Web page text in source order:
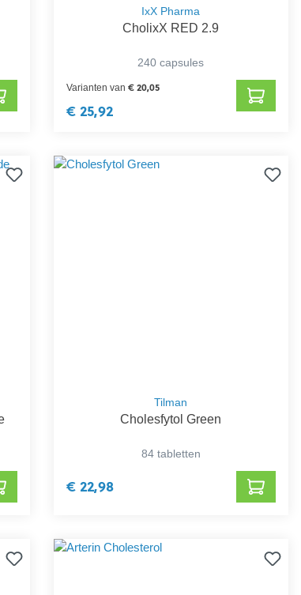
IxX Pharma
CholixX RED 2.9
240 capsules
Varianten van € 20,05
€ 25,92
Tilman
Cholesfytol Green
84 tabletten
€ 22,98